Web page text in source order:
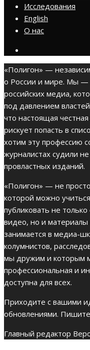
Исследования
English
О нас
«Полигон» —
о России и мире. Мы —
российских медиа,
под давлением
что настоящая
рискует попасть в
хотим эту профессию
журналистах судили
провластных изданий.
«Полигон» — не
которой можно
публиковать не
видео, но и материалы
занимается в медиа-
колумнистов,
мы дружим и которым
профессиональная и
доступна для всех.
Приходите с вашими
обновлениями.
Главный редактор